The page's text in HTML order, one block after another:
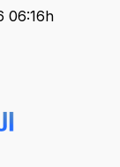
06:16h